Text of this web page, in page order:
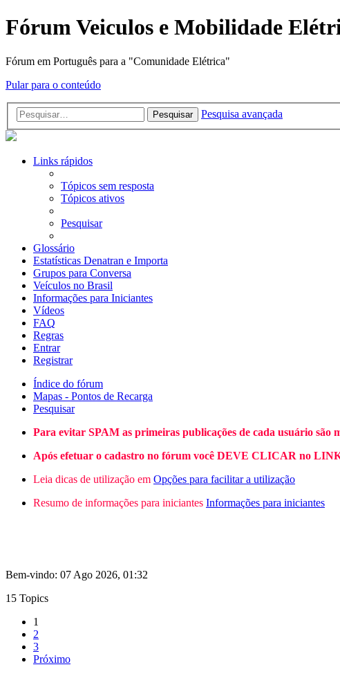
Fórum Veiculos e Mobilidade
Fórum em Português para a "Comunidade Elétrica"
Pular para o conteúdo
Pesquisar Pesquisa avançada
Links rápidos
Tópicos sem resposta
Tópicos ativos
Pesquisar
Glossário
Estatísticas Denatran e Importa
Grupos para Conversa
Veículos no Brasil
Informações para Iniciantes
Vídeos
FAQ
Regras
Entrar
Registrar
Índice do fórum
Mapas - Pontos de Recarga
Pesquisar
Para evitar SPAM as primeiras publicações de cada usuário
Após efetuar o cadastro no fórum você DEVE CLICAR no
Leia dicas de utilização em Opções para facilitar a utilização
Resumo de informações para iniciantes Informações para iniciantes
Bem-vindo: 07 Ago 2026, 01:32
15 Topics
1
2
3
Próximo